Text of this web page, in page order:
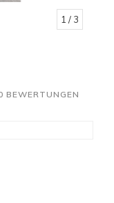
1 / 3
BEWERTUNGEN